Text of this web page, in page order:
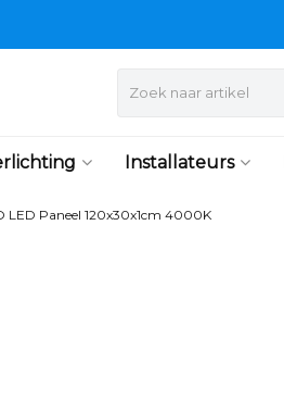
Installateurs
LED Paneel 120x30x1cm 4000K